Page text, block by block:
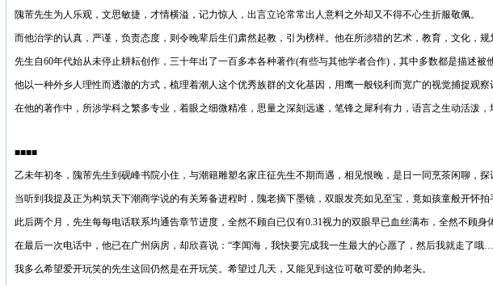
隗芾先生为人乐观，文思敏捷，才情横溢，记力惊人，出言立论常常出人意料之外却又不得不心生折服敬佩。
而他治学的认真，严谨，负责态度，则令晚辈后生们肃然起教，引为榜样。他在所涉猎的艺术，教育，文化，规
先生自60年代始从未停止耕耘创作，三十年出了一百多本各种著作(有些与其他学者合作)，其中多数都是描述
他以一种外乡人理性而透澈的方式，梳理着潮人这个优秀族群的文化基因，用鹰一般锐利而宽广的视觉捕捉观察
在他的著作中，所涉学科之繁多专业，着眼之细微精准，思量之深刻远遂，笔锋之犀利有力，语言之生动活泼
■■■■
乙未年初冬，隗芾先生到砚峰书院小住，与潮籍雕塑名家庄征先生不期而遇，相见恨晚，是日一同烹茶闲聊，探
当听到我提及正为构筑天下潮商学说的有关筹备进程时，隗老摘下墨镜，双眼发亮如见至宝，竟如孩童般开怀
此后两个月，先生每每电话联系均通告章节进度，全然不顾自已仅有0.31视力的双眼早已血丝满布，全然不顾
在最后一次电话中，他已在广州病房，却欣喜说： “李闻海，我快要完成我一生最大的心愿了，然后我就走了哦
我多么希望爱开玩笑的先生这回仍然是在开玩笑。希望过几天，又能见到这位可敬可爱的帅老头。